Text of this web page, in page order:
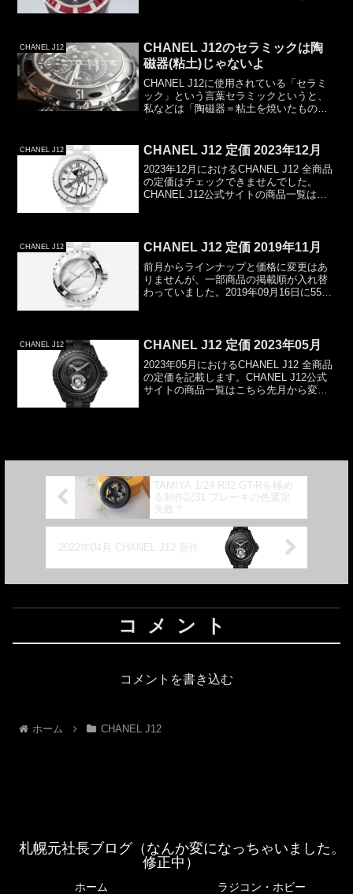
CHANEL J12
CHANEL J12のセラミックは陶
磁器(粘土)じゃないよ
CHANEL J12に使用されている「セラミ
ック」という言葉セラミックというと、
私などは「陶磁器＝粘土を焼いたもの」
ばれるもので、実はCHANEL J12の「ハ
CHANEL J12 CHANEL J12 定価 2023年12月
2023年12月におけるCHANEL J12 全商品
の定価はチェックできませんでした。
CHANEL J12公式サイトの商品一覧はこ
CHANEL J12 CHANEL J12 定価 2019年11月
前月からラインナップと価格に変更はあ
りませんが、一部商品の掲載順が入れ替
わっていました。2019年09月16日に55本
CHANEL J12 CHANEL J12 定価 2023年05月
2023年05月におけるCHANEL J12 全商品
の定価を記載します。CHANEL J12公式
サイトの商品一覧はこちら先月から変更
TAMIYA 1/24 R32 GT-Rを極め
る制作記31 ブレーキの色選定
失敗？
2022年04月 CHANEL J12 新作
コメント
コメントを書き込む
ホーム CHANEL J12
札幌元社長ブログ（なんか変になっちゃいました。
修正中）
ホーム
ラジコン・ホビー